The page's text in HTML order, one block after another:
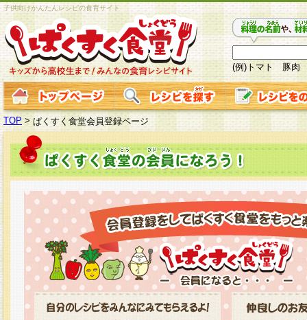
子供向けかんたんレシピの食育サイト
(例)トマト 豚肉
TOP > ぱくすく食堂会員登録ページ